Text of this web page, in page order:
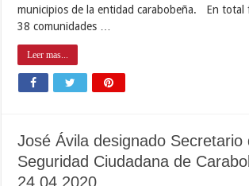
municipios de la entidad carabobeña. En total
38 comunidades …
Leer mas...
José Ávila designado Secretario
Seguridad Ciudadana de
24.04.2020